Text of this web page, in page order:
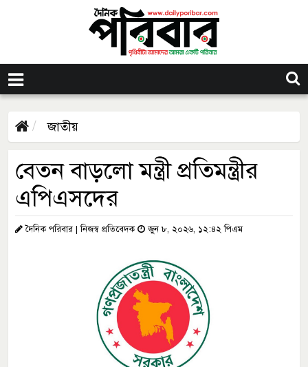
জাতীয়
বেতন বাড়লো মন্ত্রী প্রতিমন্ত্রীর
এপিএসদের
দৈনিক পরিবার | নিজস্ব প্রতিবেদক জুন ৮, ২০২৬, ১২:৪২ পিএম